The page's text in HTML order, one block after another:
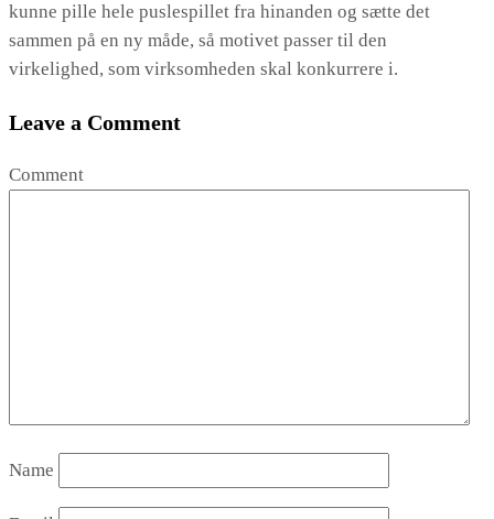
kunne pille hele puslespillet fra hinanden og sætte det
sammen på en ny måde, så motivet passer til den
virkelighed, som virksomheden skal konkurrere i.
Leave a Comment
Comment
Name